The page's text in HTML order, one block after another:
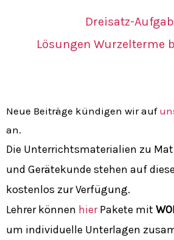
Dreisatz-
Lösungen Wurzelterme
Neue Beiträge kündigen wir auf
an.
Die Unterrichtsmaterialien zu
und Gerätekunde stehen auf
kostenlos zur Verfügung.
Lehrer können hierPakete mit
um individuelle Unterlagen